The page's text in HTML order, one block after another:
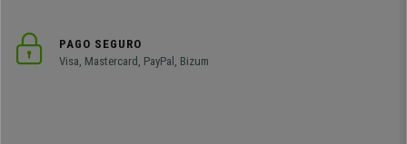
PAGO SEGURO
Visa, Mastercard, PayPal, Bizum